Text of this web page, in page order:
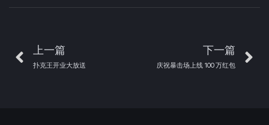
上一篇
扑克王开业大放送
下一篇
庆祝暴击场上线 100 万红包